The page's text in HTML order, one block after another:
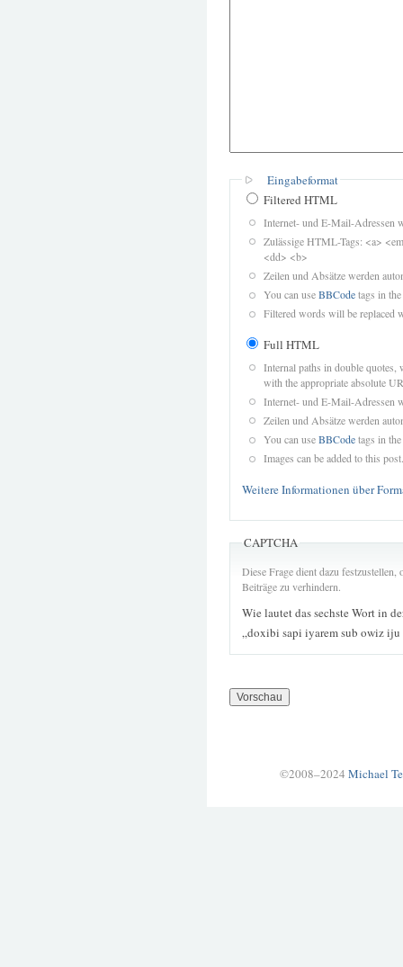
Eingabeformat
Filtered HTML
Internet- und E-Mail-Adressen
Zulässige HTML-Tags: <a>
<dd> <b>
Zeilen und Absätze werden
You can useBBCodetags in
Filtered words will be replaced
Full HTML
Internal paths in double quotes,
with the appropriate absolute
Internet- und E-Mail-Adressen
Zeilen und Absätze werden
You can useBBCodetags in
Images can be added to this post.
Weitere Informationen über
CAPTCHA
Diese Frage dient dazu
Beiträge zu verhindern.
Wie lautet das sechste Wort in
„doxibi sapi iyarem sub owiz
©2008–2024 Michael